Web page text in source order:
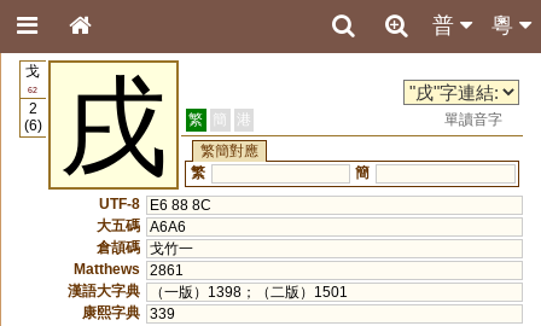
粵
普
戈
62
2
(6)
戌 繁 簡 港
單讀音字
繁簡對應
繁
簡
UTF-8
E6 88 8C
大五碼 A6A6
倉頡碼 戈竹一
Matthews
2861
漢語大字典
（一版）1398；（二版）1501
康熙字典 339